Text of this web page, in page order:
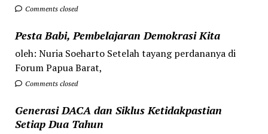
Comments closed
Pesta Babi, Pembelajaran Demokrasi Kita
oleh: Nuria Soeharto Setelah tayang perdananya di
Forum Papua Barat,
Comments closed
Generasi DACA dan Siklus Ketidakpastian
Setiap Dua Tahun